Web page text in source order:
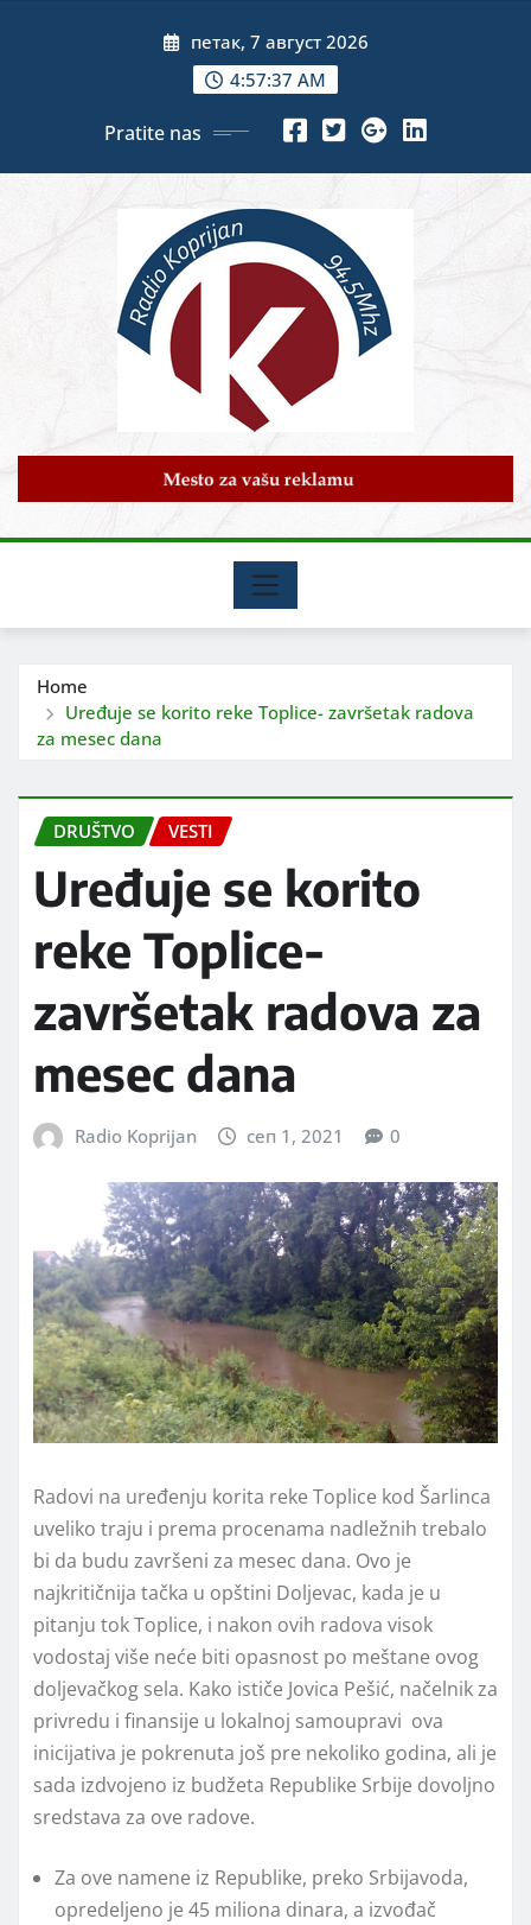
петак, 7 август 2026
4:57:39 AM
Pratite nas
Home
Uređuje se korito reke Toplice- završetak radova
za mesec dana
DRUŠTVO VESTI
Uređuje se korito
reke Toplice-
završetak radova za
mesec dana
Radio Koprijan сеп 1, 2021 0
Radovi na uređenju korita reke Toplice kod Šarlinca
uveliko traju i prema procenama nadležnih trebalo
bi da budu završeni za mesec dana. Ovo je
najkritičnija tačka u opštini Doljevac, kada je u
pitanju tok Toplice, i nakon ovih radova visok
vodostaj više neće biti opasnost po meštane ovog
doljevačkog sela. Kako ističe Jovica Pešić, načelnik za
privredu i finansije u lokalnoj samoupravi ova
inicijativa je pokrenuta još pre nekoliko godina, ali je
sada izdvojeno iz budžeta Republike Srbije dovoljno
sredstava za ove radove.
Za ove namene iz Republike, preko Srbijavoda,
opredeljeno je 45 miliona dinara, a izvođač